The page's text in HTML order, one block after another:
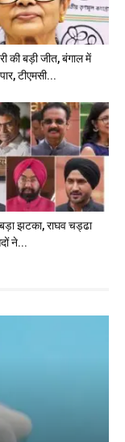
की बड़ी जीत, बंगाल में
टीएमसी...
झटका, राघव चड्ढा
ने...